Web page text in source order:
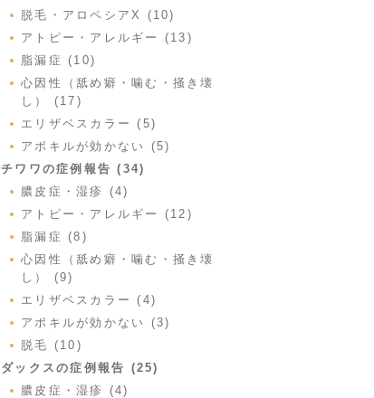
脱毛・アロペシアX (10)
アトピー・アレルギー (13)
脂漏症 (10)
心因性（舐め癖・噛む・掻き壊
し） (17)
エリザベスカラー (5)
アポキルが効かない (5)
チワワの症例報告 (34)
膿皮症・湿疹 (4)
アトピー・アレルギー (12)
脂漏症 (8)
心因性（舐め癖・噛む・掻き壊
し） (9)
エリザベスカラー (4)
アポキルが効かない (3)
脱毛 (10)
ダックスの症例報告 (25)
膿皮症・湿疹 (4)